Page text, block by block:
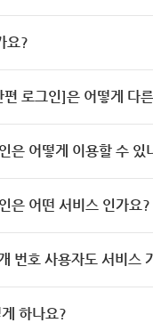
요?
로그인]은 어떻게 다
은 어떻게 이용할 수 있
은 어떤 서비스 인가요?
번호 사용자도 서비스
하나요?